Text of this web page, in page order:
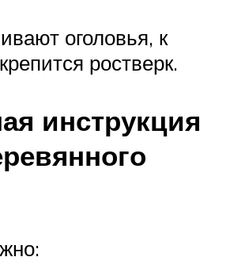
оголовья, к
ростверк.
инструкция